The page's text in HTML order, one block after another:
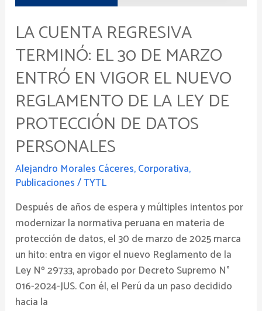
LA CUENTA REGRESIVA
TERMINÓ: EL 30 DE MARZO
ENTRÓ EN VIGOR EL NUEVO
REGLAMENTO DE LA LEY DE
PROTECCIÓN DE DATOS
PERSONALES
Alejandro Morales Cáceres,Corporativa,
Publicaciones/TYTL
Después de años de espera y múltiples intentos por
modernizar la normativa peruana en materia de
protección de datos, el 30 de marzo de 2025 marca
un hito: entra en vigor el nuevo Reglamento de la
Ley Nº 29733, aprobado por Decreto Supremo N°
016-2024-JUS. Con él, el Perú da un paso decidido
hacia la
entró
en
vigor
el
Nuevo
Reglamento
de
la
de
Protección
de
Personales